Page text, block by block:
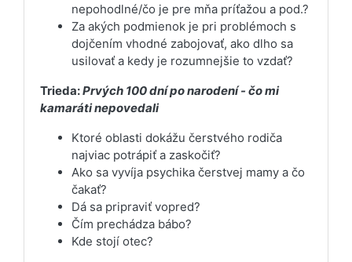
nepohodlné/čo je pre mňa príťažou a pod.?
Za akých podmienok je pri problémoch s
dojčením vhodné zabojovať, ako dlho sa
usilovať a kedy je rozumnejšie to vzdať?
Trieda:Prvých 100 dní po narodení - čo mi
kamaráti nepovedali
Ktoré oblasti dokážu čerstvého rodiča
najviac potrápiť a zaskočiť?
Ako sa vyvíja psychika čerstvej mamy a čo
čakať?
Dá sa pripraviť vopred?
Čím prechádza bábo?
Kde stojí otec?